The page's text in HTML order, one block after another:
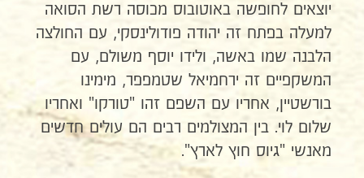
יוצאים לחופשה באוטובוס מכוסה רשת הסואה
למעלה בפתח זה יהודה פודולינסקי, עם החולצה
הלבנה שמו באשה, ולידו יוסף משולם, עם
המשקפיים זה ירחמיאל שטמפפר, מימינו
בורשטיין, אחריו עם השפם זהו "טורקו" ואחריו
שלום לוי. בין המצולמים רבים הם עולים חדשים
מאנשי "גיוס חוץ לארץ".